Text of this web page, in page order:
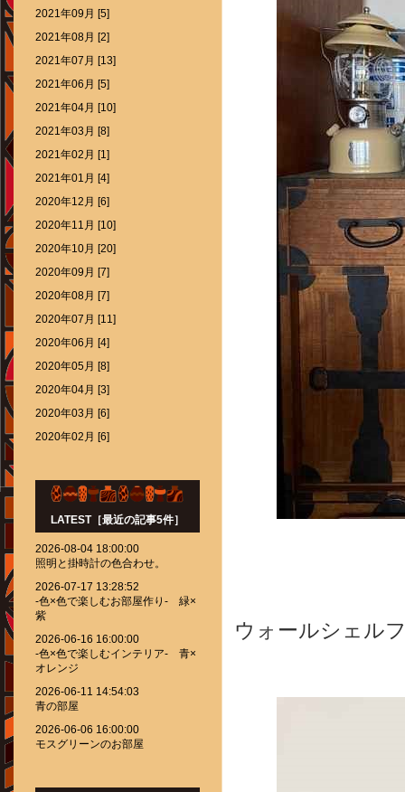
ウォールシェル
2021年09月 [5]
2021年08月 [2]
2021年07月 [13]
2021年06月 [5]
2021年04月 [10]
2021年03月 [8]
2021年02月 [1]
2021年01月 [4]
2020年12月 [6]
2020年11月 [10]
2020年10月 [20]
2020年09月 [7]
2020年08月 [7]
2020年07月 [11]
2020年06月 [4]
2020年05月 [8]
2020年04月 [3]
2020年03月 [6]
2020年02月 [6]
LATEST［最近の記事5件］
2026-08-04 18:00:00
照明と掛時計の色合わせ。
2026-07-17 13:28:52
-色×色で楽しむお部屋作り- 緑×
紫
2026-06-16 16:00:00
-色×色で楽しむインテリア- 青×
オレンジ
2026-06-11 14:54:03
青の部屋
2026-06-06 16:00:00
モスグリーンのお部屋